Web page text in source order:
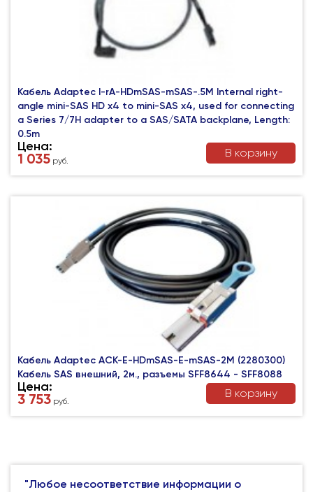
Кабель Adaptec I-rA-HDmSAS-mSAS-.5M Internal right-
angle mini-SAS HD x4 to mini-SAS x4, used for connecting
a Series 7/7H adapter to a SAS/SATA backplane, Length:
0.5m
Цена:
1 035 руб.
В корзину
Кабель Adaptec ACK-E-HDmSAS-E-mSAS-2M (2280300)
Кабель SAS внешний, 2м., разъемы SFF8644 - SFF8088
Цена:
3 753 руб.
В корзину
"Любое несоответствие информации о